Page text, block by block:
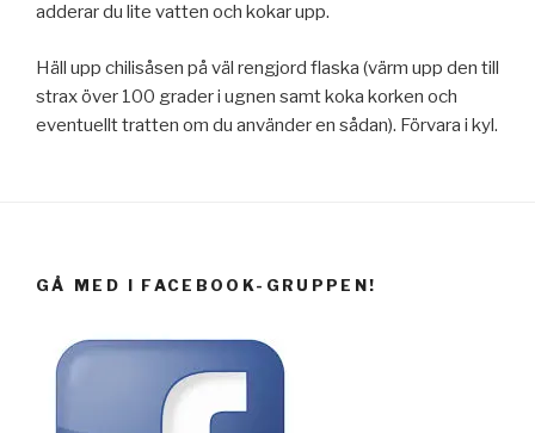
adderar du lite vatten och kokar upp.
Häll upp chilisåsen på väl rengjord flaska (värm upp den till
strax över 100 grader i ugnen samt koka korken och
eventuellt tratten om du använder en sådan). Förvara i kyl.
GÅ MED I FACEBOOK-GRUPPEN!